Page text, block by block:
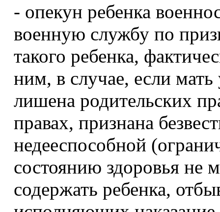
- опекун ребенка
военную службу по
такого ребенка,
ним, в случае, если
лишена родительских
правах, признана
недееспособной
состоянию здоровья не
содержать ребенка,